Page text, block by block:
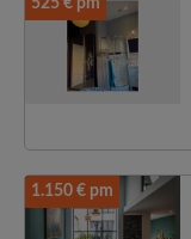
525 € pm
1.150 € pm